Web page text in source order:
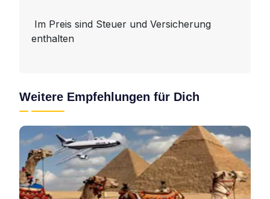
Im Preis sind Steuer und Versicherung
enthalten
Weitere Empfehlungen für Dich